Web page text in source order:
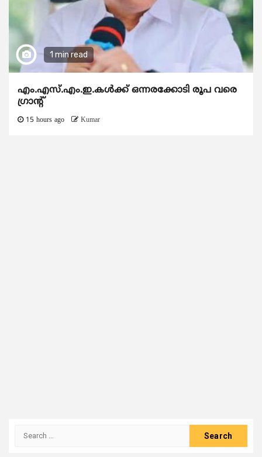
1 min read
എം.എസ്.എം.ഇ.കൾക്ക് ഒന്നരക്കോടി രൂപ വരെ
ഗ്രാന്റ്
15 hours ago Kumar